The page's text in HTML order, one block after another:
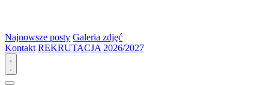
Najnowsze posty Galeria zdjęć
Kontakt REKRUTACJA 2026/2027